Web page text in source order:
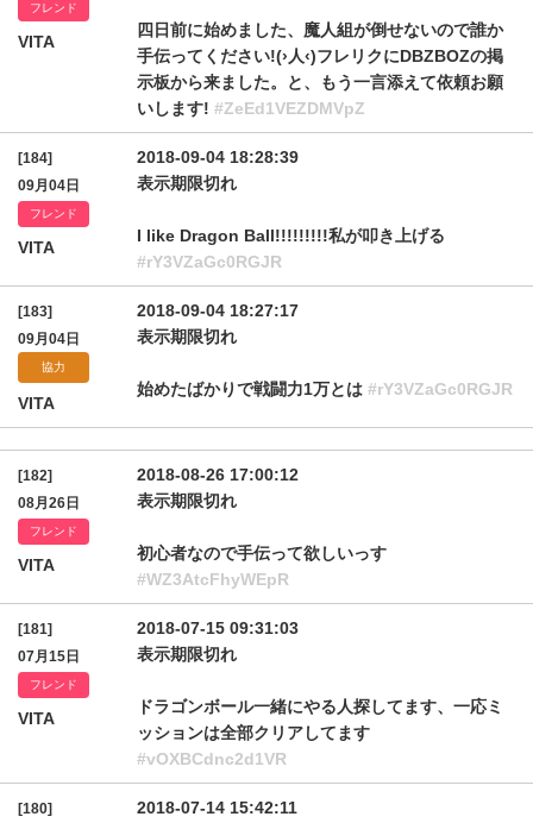
フレンド
VITA
四日前に始めました、魔人組が倒せないので誰か
手伝ってください!(›人‹)フレリクにDBZBOZの掲
示板から来ました。と、もう一言添えて依頼お願
いします! #ZeEd1VEZDMVpZ
[184]
09月04日
フレンド
VITA
2018-09-04 18:28:39
表示期限切れ
I like Dragon Ball!!!!!!!!!私が叩き上げる
#rY3VZaGc0RGJR
[183]
09月04日
協力
VITA
2018-09-04 18:27:17
表示期限切れ
始めたばかりで戦闘力1万とは #rY3VZaGc0RGJR
[182]
08月26日
フレンド
VITA
2018-08-26 17:00:12
表示期限切れ
初心者なので手伝って欲しいっす
#WZ3AtcFhyWEpR
[181]
07月15日
フレンド
VITA
2018-07-15 09:31:03
表示期限切れ
ドラゴンボール一緒にやる人探してます、一応ミ
ッションは全部クリアしてます
#vOXBCdnc2d1VR
[180]
2018-07-14 15:42:11